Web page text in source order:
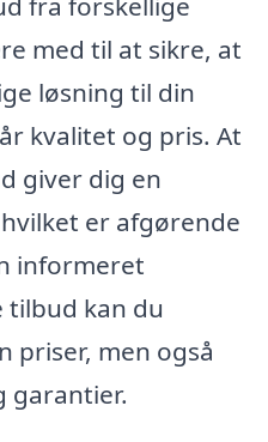
med til at sikre, at
løsning til din
kvalitet og pris. At
giver dig en
er afgørende
informeret
kan du
priser, men også
garantier.